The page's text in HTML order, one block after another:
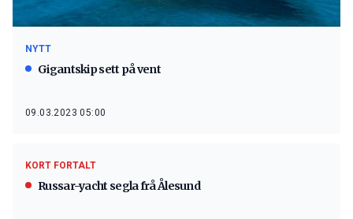
NYTT
Gigantskip sett på vent
09.03.2023 05:00
KORT FORTALT
Russar-yacht segla frå Ålesund